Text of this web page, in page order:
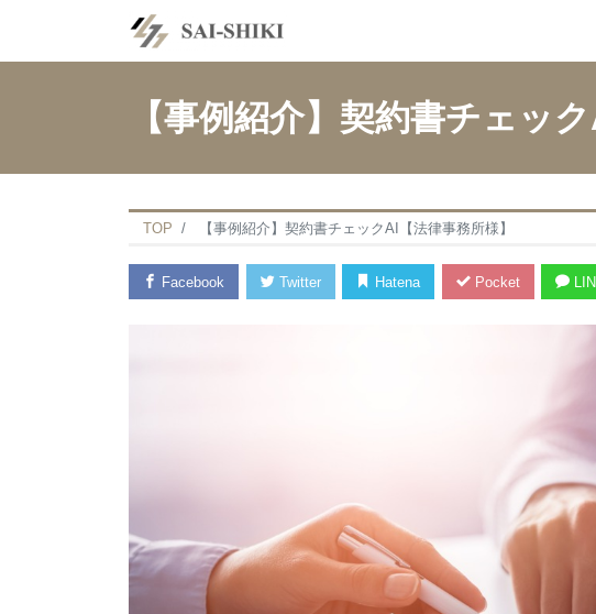
【事例紹介】契約書チェッ
TOP 【事例紹介】契約書チェックAI【法律事務所様】
Facebook Twitter Hatena Pocket